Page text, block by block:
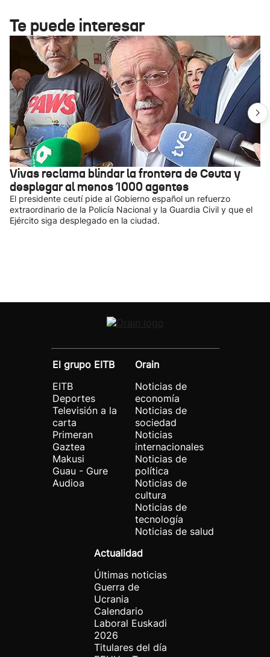
Te puede interesar
Vivas reclama blindar la frontera de Ceuta y
desplegar al menos 1000 agentes
El presidente ceutí pide al Gobierno español un refuerzo
extraordinario de la Policía Nacional y la Guardia Civil y que el
Ejército siga desplegado en la ciudad.
El grupo EITB
EITB
Deportes
Televisión a la
carta
Primeran
Gaztea
Makusi
Guau - Gure
Audioa
Orain
Noticias de
economía
Noticias de
sociedad
Noticias
internacionales
Noticias de
política
Noticias de
cultura
Noticias de
tecnología
Noticias de salud
Actualidad
Últimas noticias
Guerra de
Ucrania
Calendario
Laboral Euskadi
2026
Titulares del día